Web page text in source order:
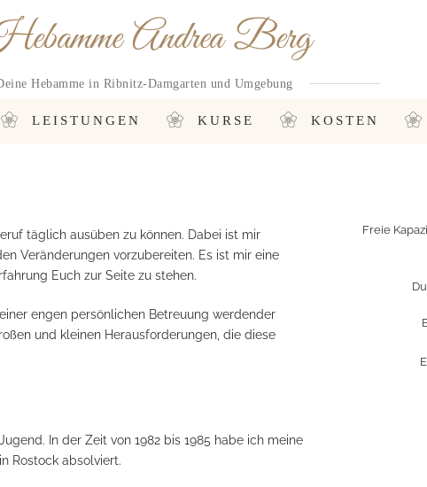
Andrea Berg
Hebamme in Ribnitz-Damgarten und Umgebung
LEISTUNGEN KURSE KOSTEN
täglich ausüben zu können. Dabei ist mir
Veränderungen vorzubereiten. Es ist mir eine
Euch zur Seite zu stehen.
engen persönlichen Betreuung werdender
und kleinen Herausforderungen, die diese
In der Zeit von 1982 bis 1985 habe ich meine
Rostock absolviert.
Freie